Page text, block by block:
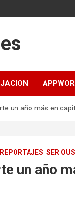
un año más en
REPORTAJES
un año